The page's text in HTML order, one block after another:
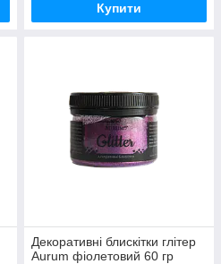
Купити
Декоративні блискітки глітер
Aurum фіолетовий 60 гр